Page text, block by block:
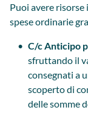
Puoi avere
spese ordinarie
C/c Anticipo
sfruttando il
consegnati a
scoperto di
delle somme